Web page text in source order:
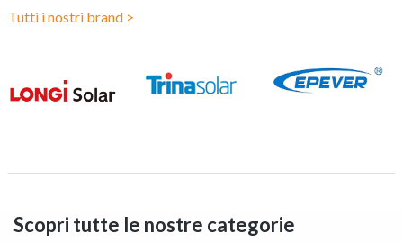
Tutti i nostri brand >
Scopri tutte le nostre categorie